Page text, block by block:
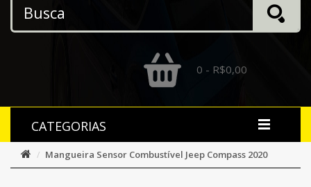
0 - R$0,00
CATEGORIAS
Mangueira Sensor Combustível Jeep Compass 2020